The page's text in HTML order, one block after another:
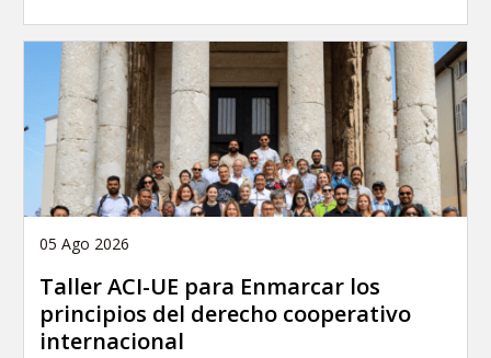
05 Ago 2026
Taller ACI-UE para Enmarcar los
principios del derecho cooperativo
internacional